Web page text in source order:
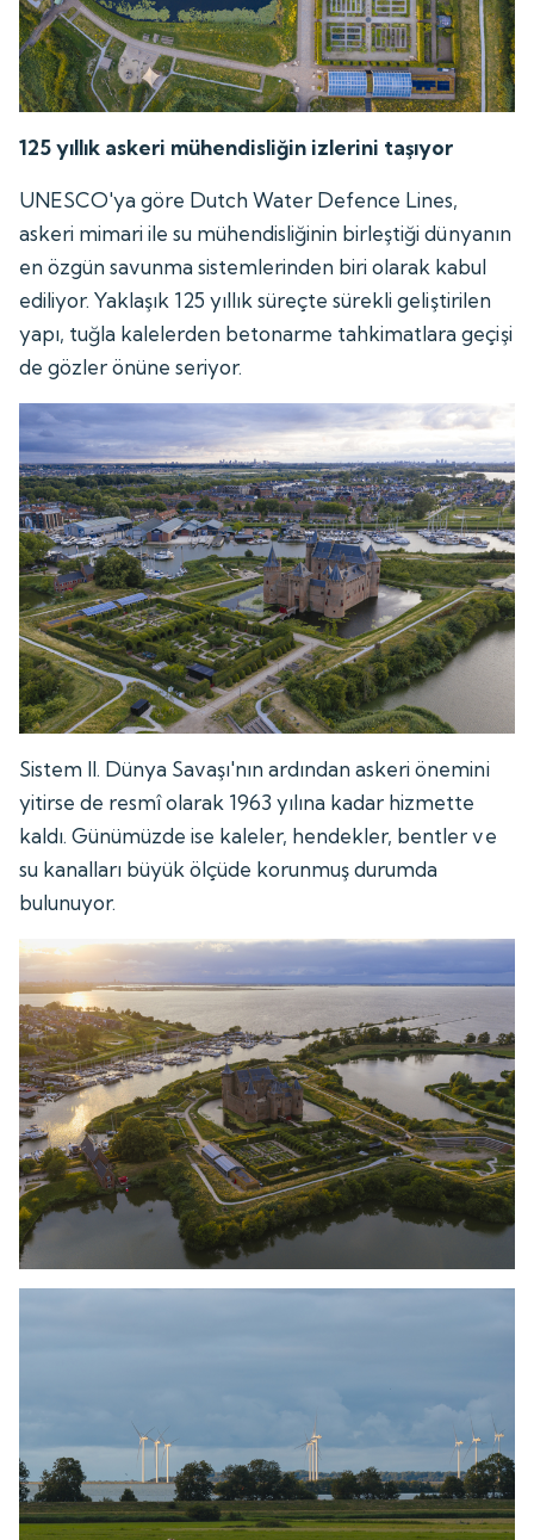
125 yıllık askeri mühendisliğin izlerini taşıyor
UNESCO'ya göre Dutch Water Defence Lines,
askeri mimari ile su mühendisliğinin birleştiği dünyanın
en özgün savunma sistemlerinden biri olarak kabul
ediliyor. Yaklaşık 125 yıllık süreçte sürekli geliştirilen
yapı, tuğla kalelerden betonarme tahkimatlara geçişi
de gözler önüne seriyor.
Sistem II. Dünya Savaşı'nın ardından askeri önemini
yitirse de resmî olarak 1963 yılına kadar hizmette
kaldı. Günümüzde ise kaleler, hendekler, bentler ve
su kanalları büyük ölçüde korunmuş durumda
bulunuyor.